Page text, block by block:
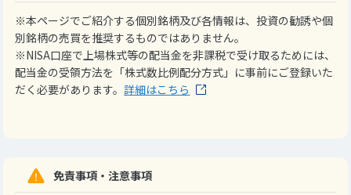
※本ページでご紹介する個別銘柄及び各情報は、投資の勧誘や個
別銘柄の売買を推奨するものではありません。
※NISA口座で上場株式等の配当金を非課税で受け取るためには、
配当金の受領方法を「株式数比例配分方式」に事前にご登録いた
だく必要があります。詳細はこちら
免責事項・注意事項